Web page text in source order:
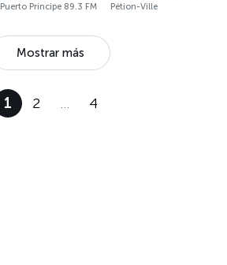
Puerto Príncipe 89.3 FM Pétion-Ville
Mostrar más
1 2 … 4